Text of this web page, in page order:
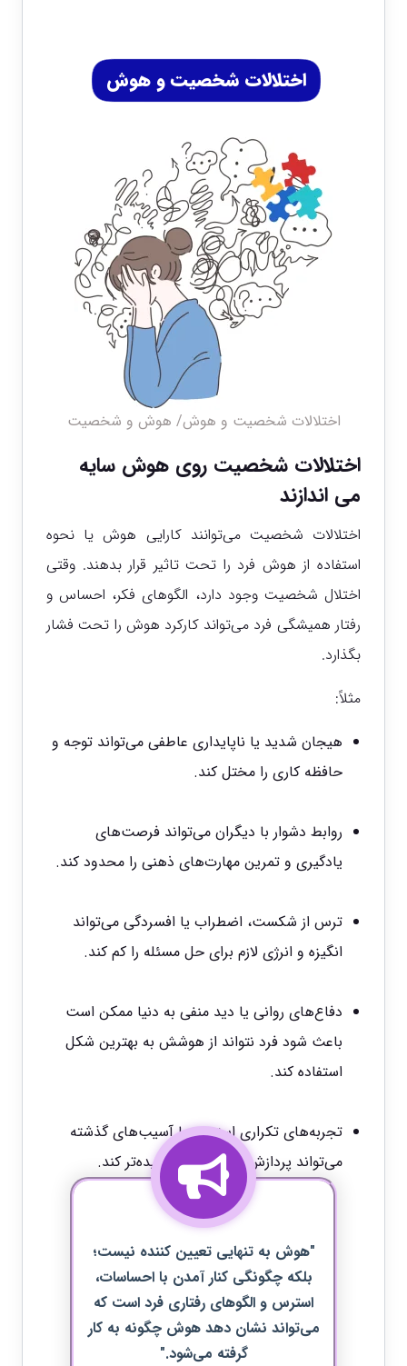
اختلالات شخصیت و هوش
اختلالات شخصیت و هوش/ هوش و شخصیت
اختلالات شخصیت روی هوش سایه
می اندازند
اختلالات شخصیت می‌توانند کارایی هوش یا نحوه
استفاده از هوش فرد را تحت تاثیر قرار بدهند. وقتی
اختلال شخصیت وجود دارد، الگوهای فکر، احساس و
رفتار همیشگی فرد می‌تواند کارکرد هوش را تحت فشار
بگذارد.
مثلاً:
هیجان شدید یا ناپایداری عاطفی می‌تواند توجه و
حافظه کاری را مختل کند.
روابط دشوار با دیگران می‌تواند فرصت‌های
یادگیری و تمرین مهارت‌های ذهنی را محدود کند.
ترس از شکست، اضطراب یا افسردگی می‌تواند
انگیزه و انرژی لازم برای حل مسئله را کم کند.
دفاع‌های روانی یا دید منفی به دنیا ممکن است
باعث شود فرد نتواند از هوشش به بهترین شکل
استفاده کند.
تجربه‌های تکراری استرس یا آسیب‌های گذشته
می‌تواند پردازش اطلاعات را پیچیده‌تر کند.
"هوش به تنهایی تعیین کننده نیست؛
بلکه چگونگی کنار آمدن با احساسات،
استرس و الگوهای رفتاری فرد است که
می‌تواند نشان دهد هوش چگونه به کار
گرفته می‌شود."